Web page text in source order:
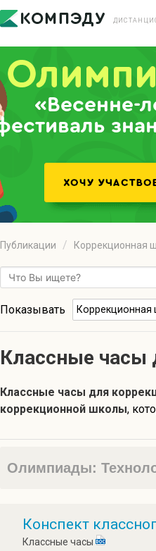
«Весенне-
Публикации Коррекционная
Показывать Коррекционная
Классные часы
Классные часы для
коррекционной школы,
Олимпиады:
Конспект
Классные часы